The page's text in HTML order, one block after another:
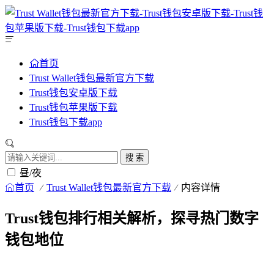
首页
Trust Wallet钱包最新官方下载
Trust钱包安卓版下载
Trust钱包苹果版下载
Trust钱包下载app
搜 索
昼/夜
首页 Trust Wallet钱包最新官方下载 内容详情
Trust钱包排行相关解析，探寻热门数字
钱包地位